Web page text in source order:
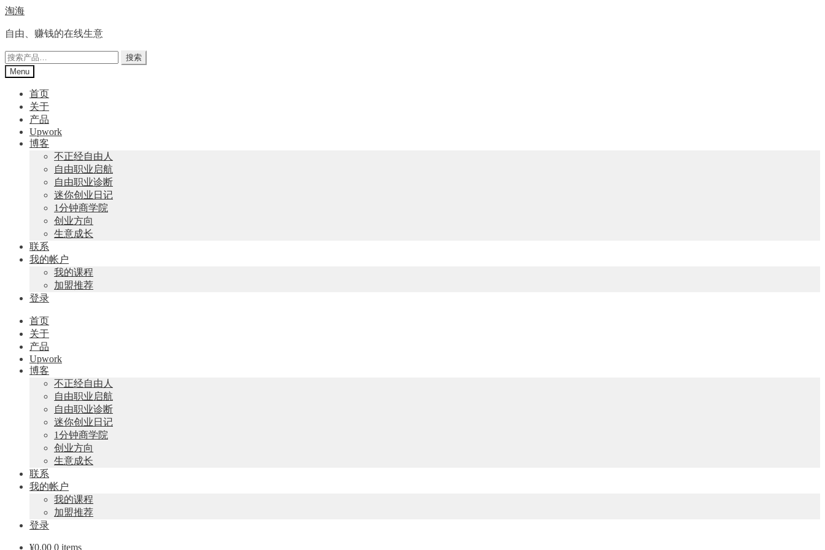
Skip
navigation
Skip
content
淘海
自由、赚钱的在线生意
搜
索：
搜索
Menu
首页
关于
产品
Upwork
博客
不正经自由人
自由职业启航
自由职业诊断
迷你创业日记
1分钟商学院
创业方向
生意成长
联系
我的帐户
我的课程
加盟推荐
登录
首页
关于
产品
Upwork
博客
不正经自由人
自由职业启航
自由职业诊断
迷你创业日记
1分钟商学院
创业方向
生意成长
联系
我的帐户
我的课程
加盟推荐
登录
¥0.00 0 items